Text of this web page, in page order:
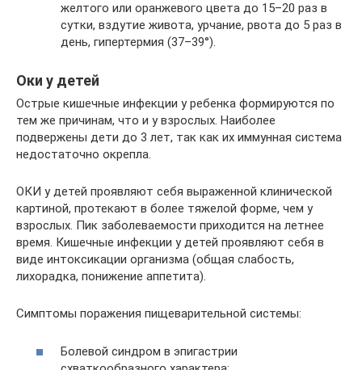
желтого или оранжевого цвета до 15–20 раз в
сутки, вздутие живота, урчание, рвота до 5 раз в
день, гипертермия (37–39°).
Оки у детей
Острые кишечные инфекции у ребенка формируются по
тем же причинам, что и у взрослых. Наиболее
подвержены дети до 3 лет, так как их иммунная система
недостаточно окрепла.
ОКИ у детей проявляют себя выраженной клинической
картиной, протекают в более тяжелой форме, чем у
взрослых. Пик заболеваемости приходится на летнее
время. Кишечные инфекции у детей проявляют себя в
виде интоксикации организма (общая слабость,
лихорадка, понижение аппетита).
Симптомы поражения пищеварительной системы:
Болевой синдром в эпигастрии